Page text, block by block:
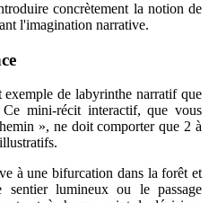
concrètement la notion de
l'imagination narrative.
exemple de labyrinthe narratif que
mini-récit interactif, que vous
», ne doit comporter que 2 à
à une bifurcation dans la forêt et
lumineux ou le passage